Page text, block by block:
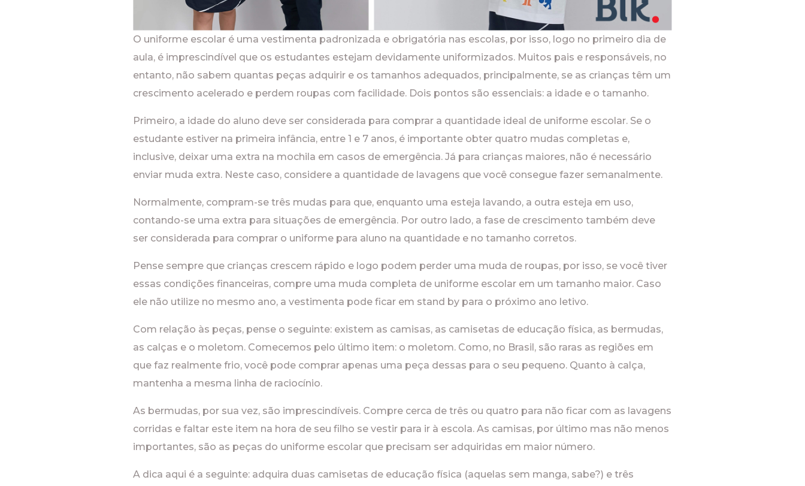
O uniforme escolar é uma vestimenta padronizada e obrigatória nas escolas, por isso, logo no primeiro dia de
aula, é imprescindível que os estudantes estejam devidamente uniformizados. Muitos pais e responsáveis, no
entanto, não sabem quantas peças adquirir e os tamanhos adequados, principalmente, se as crianças têm um
crescimento acelerado e perdem roupas com facilidade. Dois pontos são essenciais: a idade e o tamanho.
Primeiro, a idade do aluno deve ser considerada para comprar a quantidade ideal de uniforme escolar. Se o
estudante estiver na primeira infância, entre 1 e 7 anos, é importante obter quatro mudas completas e,
inclusive, deixar uma extra na mochila em casos de emergência. Já para crianças maiores, não é necessário
enviar muda extra. Neste caso, considere a quantidade de lavagens que você consegue fazer semanalmente.
Normalmente, compram-se três mudas para que, enquanto uma esteja lavando, a outra esteja em uso,
contando-se uma extra para situações de emergência. Por outro lado, a fase de crescimento também deve
ser considerada para comprar o uniforme para aluno na quantidade e no tamanho corretos.
Pense sempre que crianças crescem rápido e logo podem perder uma muda de roupas, por isso, se você tiver
essas condições financeiras, compre uma muda completa de uniforme escolar em um tamanho maior. Caso
ele não utilize no mesmo ano, a vestimenta pode ficar em stand by para o próximo ano letivo.
Com relação às peças, pense o seguinte: existem as camisas, as camisetas de educação física, as bermudas,
as calças e o moletom. Comecemos pelo último item: o moletom. Como, no Brasil, são raras as regiões em
que faz realmente frio, você pode comprar apenas uma peça dessas para o seu pequeno. Quanto à calça,
mantenha a mesma linha de raciocínio.
As bermudas, por sua vez, são imprescindíveis. Compre cerca de três ou quatro para não ficar com as lavagens
corridas e faltar este item na hora de seu filho se vestir para ir à escola. As camisas, por último mas não menos
importantes, são as peças do uniforme escolar que precisam ser adquiridas em maior número.
A dica aqui é a seguinte: adquira duas camisetas de educação física (aquelas sem manga, sabe?) e três